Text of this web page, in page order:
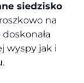
siedzisko
na
doskonała
wyspy jak i